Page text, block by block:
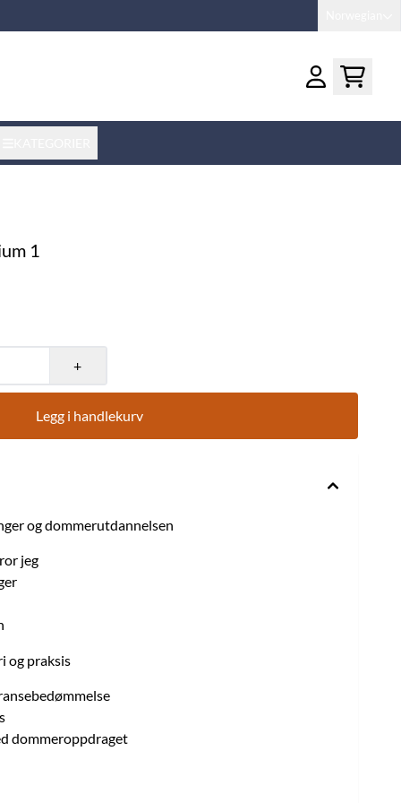
1
+
Legg i handlekurv
og dommerutdannelsen
jeg
og praksis
dommeroppdraget